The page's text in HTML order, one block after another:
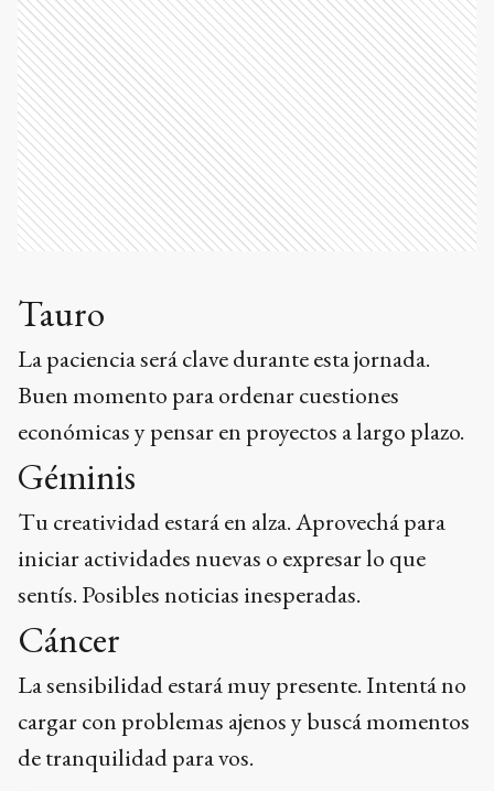
Tauro
La paciencia será clave durante esta jornada.
Buen momento para ordenar cuestiones
económicas y pensar en proyectos a largo plazo.
Géminis
Tu creatividad estará en alza. Aprovechá para
iniciar actividades nuevas o expresar lo que
sentís. Posibles noticias inesperadas.
Cáncer
La sensibilidad estará muy presente. Intentá no
cargar con problemas ajenos y buscá momentos
de tranquilidad para vos.